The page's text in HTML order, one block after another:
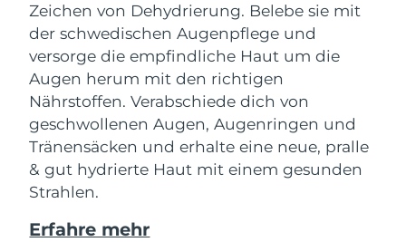
Zeichen von Dehydrierung. Belebe sie mit
der schwedischen Augenpflege und
versorge die empfindliche Haut um die
Augen herum mit den richtigen
Nährstoffen. Verabschiede dich von
geschwollenen Augen, Augenringen und
Tränensäcken und erhalte eine neue, pralle
& gut hydrierte Haut mit einem gesunden
Strahlen.
Erfahre mehr